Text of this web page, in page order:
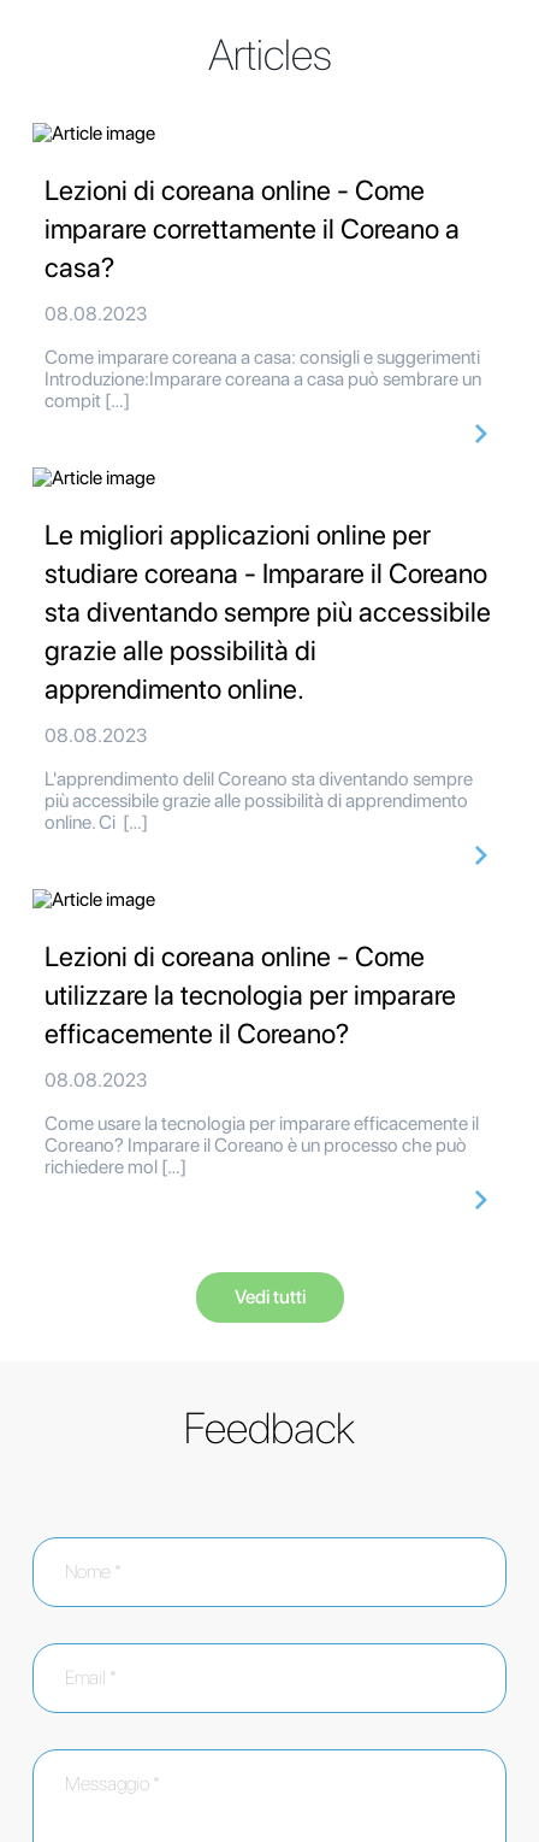
Articles
Lezioni di coreana online - Come
imparare correttamente il Coreano a
casa?
08.08.2023
Come imparare coreana a casa: consigli e suggerimenti
Introduzione:Imparare coreana a casa può sembrare un
compit […]
Le migliori applicazioni online per
studiare coreana - Imparare il Coreano
sta diventando sempre più accessibile
grazie alle possibilità di
apprendimento online.
08.08.2023
L'apprendimento delil Coreano sta diventando sempre
più accessibile grazie alle possibilità di apprendimento
online. Ci […]
Lezioni di coreana online - Come
utilizzare la tecnologia per imparare
efficacemente il Coreano?
08.08.2023
Come usare la tecnologia per imparare efficacemente il
Coreano? Imparare il Coreano è un processo che può
richiedere mol […]
Vedi tutti
Feedback